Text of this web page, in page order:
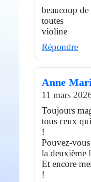
beaucoup
toutes
violine
Répondre
Anne
11 mars
Toujours
tous ceux
!
Pouvez-
la deuxième
Et encore
!